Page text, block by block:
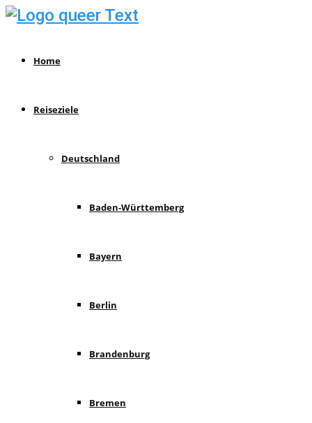
Home
Reiseziele
Deutschland
Baden-Württemberg
Bayern
Berlin
Brandenburg
Bremen